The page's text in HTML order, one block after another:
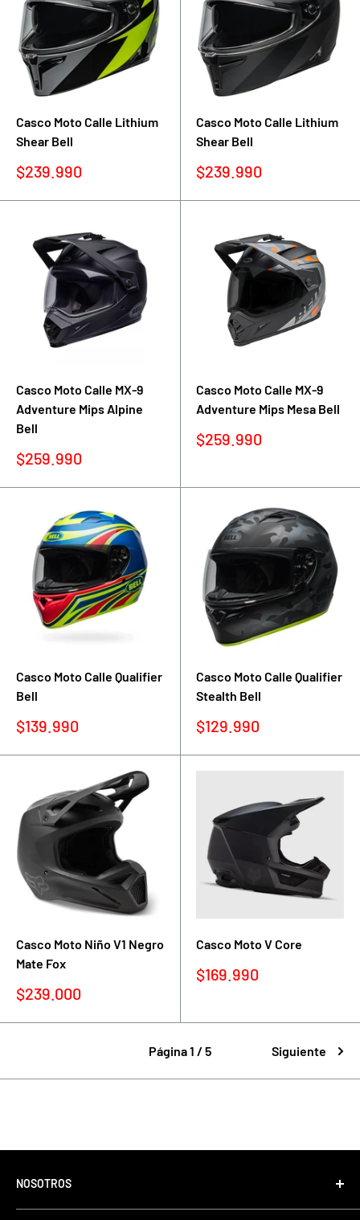
Casco Moto Calle Lithium
Shear Bell
Precio
venta
$239.990
Casco Moto Calle Lithium
Shear Bell
Precio
venta
$239.990
Casco Moto Calle MX-9
Adventure Mips Alpine
Bell
Precio
venta
$259.990
Casco Moto Calle MX-9
Adventure Mips Mesa Bell
Precio
$259.990
Casco Moto Calle Qualifier
Bell
Precio
venta
$139.990
Casco Moto Calle Qualifier
Stealth Bell
Precio
venta
$129.990
Casco Moto Niño V1 Negro
Mate Fox
Precio
venta
$239.000
Casco Moto V Core
Precio
$169.990
Página 1 / 5 Siguiente
NOSOTROS